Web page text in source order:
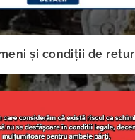
și condiții de retur